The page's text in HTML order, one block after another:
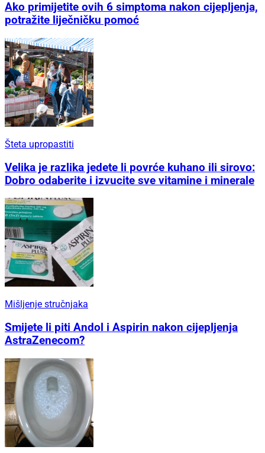
Ako primijetite ovih 6 simptoma nakon cijepljenja,
potražite liječničku pomoć
Šteta upropastiti
Velika je razlika jedete li povrće kuhano ili sirovo:
Dobro odaberite i izvucite sve vitamine i minerale
Mišljenje stručnjaka
Smijete li piti Andol i Aspirin nakon cijepljenja
AstraZenecom?